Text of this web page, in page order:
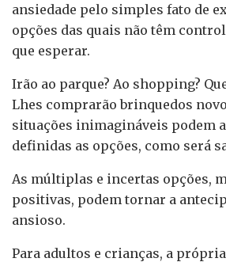
ansiedade pelo simples fato de
opções das quais não têm
que esperar.
Irão ao parque? Ao shopping?
Lhes comprarão brinquedos
situações inimagináveis podem
definidas as opções, como será
As múltiplas e incertas opções,
positivas, podem tornar a
ansioso.
Para adultos e crianças, a